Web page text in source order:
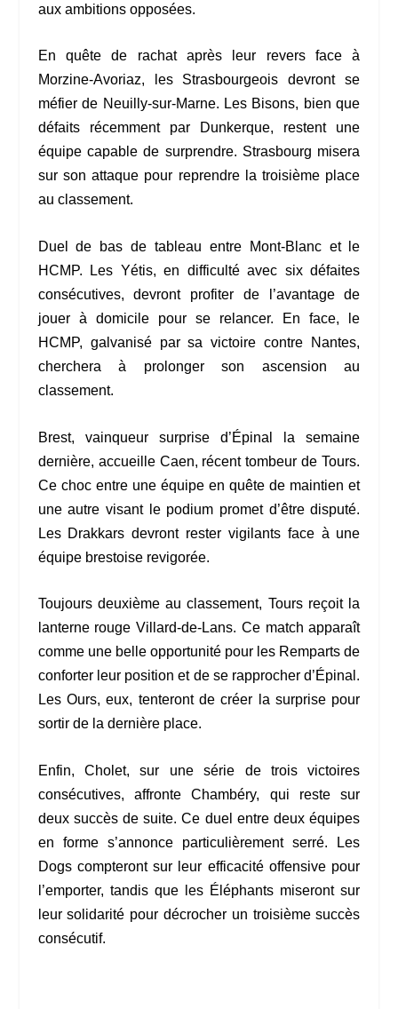
aux ambitions opposées.
En quête de rachat après leur revers face à
Morzine-Avoriaz, les Strasbourgeois devront se
méfier de Neuilly-sur-Marne. Les Bisons, bien que
défaits récemment par Dunkerque, restent une
équipe capable de surprendre. Strasbourg misera
sur son attaque pour reprendre la troisième place
au classement.
Duel de bas de tableau entre Mont-Blanc et le
HCMP. Les Yétis, en difficulté avec six défaites
consécutives, devront profiter de l’avantage de
jouer à domicile pour se relancer. En face, le
HCMP, galvanisé par sa victoire contre Nantes,
cherchera à prolonger son ascension au
classement.
Brest, vainqueur surprise d’Épinal la semaine
dernière, accueille Caen, récent tombeur de Tours.
Ce choc entre une équipe en quête de maintien et
une autre visant le podium promet d’être disputé.
Les Drakkars devront rester vigilants face à une
équipe brestoise revigorée.
Toujours deuxième au classement, Tours reçoit la
lanterne rouge Villard-de-Lans. Ce match apparaît
comme une belle opportunité pour les Remparts de
conforter leur position et de se rapprocher d’Épinal.
Les Ours, eux, tenteront de créer la surprise pour
sortir de la dernière place.
Enfin, Cholet, sur une série de trois victoires
consécutives, affronte Chambéry, qui reste sur
deux succès de suite. Ce duel entre deux équipes
en forme s’annonce particulièrement serré. Les
Dogs compteront sur leur efficacité offensive pour
l’emporter, tandis que les Éléphants miseront sur
leur solidarité pour décrocher un troisième succès
consécutif.